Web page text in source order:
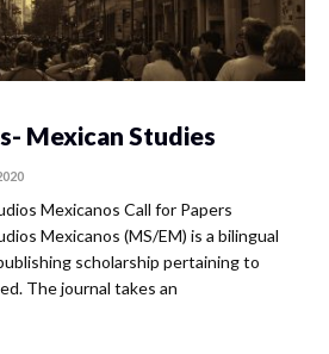
Mexican Studies
Mexicanos Call for Papers
Mexicanos (MS/EM) is a bilingual
scholarship pertaining to
The journal takes an